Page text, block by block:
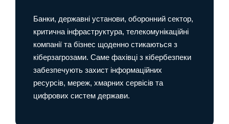
Банки, державні установи, оборонний сектор,
критична інфраструктура, телекомунікаційні
компанії та бізнес щоденно стикаються з
кіберзагрозами. Саме фахівці з кібербезпеки
забезпечують захист інформаційних
ресурсів, мереж, хмарних сервісів та
цифрових систем держави.